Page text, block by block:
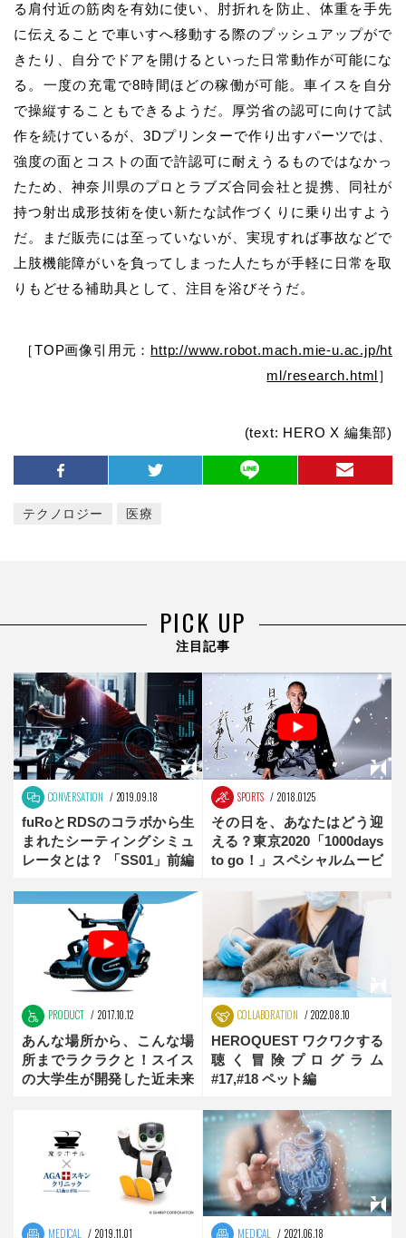
る肩付近の筋肉を有効に使い、肘折れを防止、体重を手先
に伝えることで車いすへ移動する際のプッシュアップがで
きたり、自分でドアを開けるといった日常動作が可能にな
る。一度の充電で8時間ほどの稼働が可能。車イスを自分
で操縦することもできるようだ。厚労省の認可に向けて試
作を続けているが、3Dプリンターで作り出すパーツでは、
強度の面とコストの面で許認可に耐えうるものではなかっ
たため、神奈川県のプロとラブズ合同会社と提携、同社が
持つ射出成形技術を使い新たな試作づくりに乗り出すよう
だ。まだ販売には至っていないが、実現すれば事故などで
上肢機能障がいを負ってしまった人たちが手軽に日常を取
りもどせる補助具として、注目を浴びそうだ。
［TOP画像引用元： http://www.robot.mach.mie-u.ac.jp/ht
ml/research.html］
(text: HERO X 編集部)
テクノロジー 医療
PICK UP
注目記事
CONVERSATION 2019.09.18
fuRoとRDSのコラボから生
まれたシーティングシミュ
レータとは？ 「SS01」前編
SPORTS 2018.01.25
その日を、あなたはどう迎
える？東京2020「1000days
to go！」スペシャルムービ
PRODUCT 2017.10.12
あんな場所から、こんな場
所までラクラクと！スイス
の大学生が開発した近未来
COLLABORATION 2022.08.10
HEROQUEST ワクワクする
聴く冒険プログラム
#17,#18 ペット編
MEDICAL 2019.11.01 MEDICAL 2021.06.18